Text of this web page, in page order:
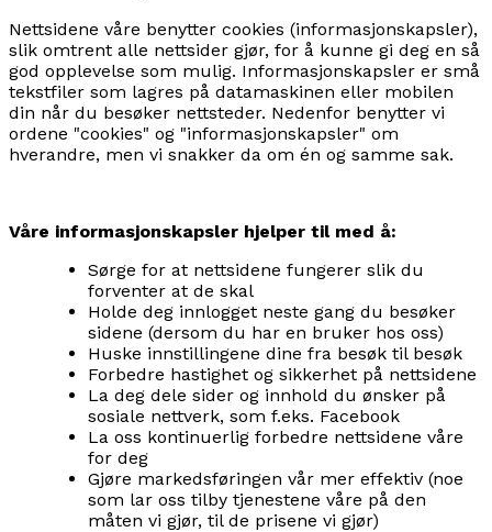
Nettsidene våre benytter cookies (informasjonskapsler),
slik omtrent alle nettsider gjør, for å kunne gi deg en så
god opplevelse som mulig. Informasjonskapsler er små
tekstfiler som lagres på datamaskinen eller mobilen
din når du besøker nettsteder. Nedenfor benytter vi
ordene "cookies" og "informasjonskapsler" om
hverandre, men vi snakker da om én og samme sak.
Våre informasjonskapsler hjelper til med å:
Sørge for at nettsidene fungerer slik du
forventer at de skal
Holde deg innlogget neste gang du besøker
sidene (dersom du har en bruker hos oss)
Huske innstillingene dine fra besøk til besøk
Forbedre hastighet og sikkerhet på nettsidene
La deg dele sider og innhold du ønsker på
sosiale nettverk, som f.eks. Facebook
La oss kontinuerlig forbedre nettsidene våre
for deg
Gjøre markedsføringen vår mer effektiv (noe
som lar oss tilby tjenestene våre på den
måten vi gjør, til de prisene vi gjør)